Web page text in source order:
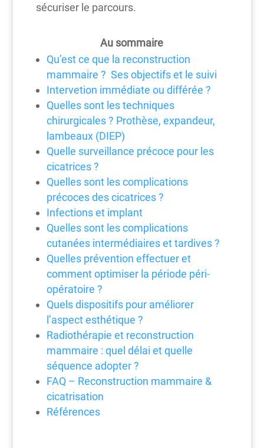
sécuriser le parcours.
Au sommaire
Qu’est ce que la reconstruction
mammaire ? Ses objectifs et le suivi
Intervetion immédiate ou différée ?
Quelles sont les techniques
chirurgicales ? Prothèse, expandeur,
lambeaux (DIEP)
Quelle surveillance précoce pour les
cicatrices ?
Quelles sont les complications
précoces des cicatrices ?
Infections et implant
Quelles sont les complications
cutanées intermédiaires et tardives ?
Quelles prévention effectuer et
comment optimiser la période péri-
opératoire ?
Quels dispositifs pour améliorer
l’aspect esthétique ?
Radiothérapie et reconstruction
mammaire : quel délai et quelle
séquence adopter ?
FAQ – Reconstruction mammaire &
cicatrisation
Références